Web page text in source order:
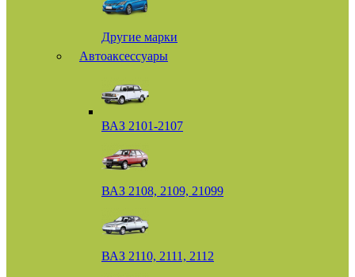
Другие марки
Автоаксессуары
ВАЗ 2101-2107
ВАЗ 2108, 2109, 21099
ВАЗ 2110, 2111, 2112